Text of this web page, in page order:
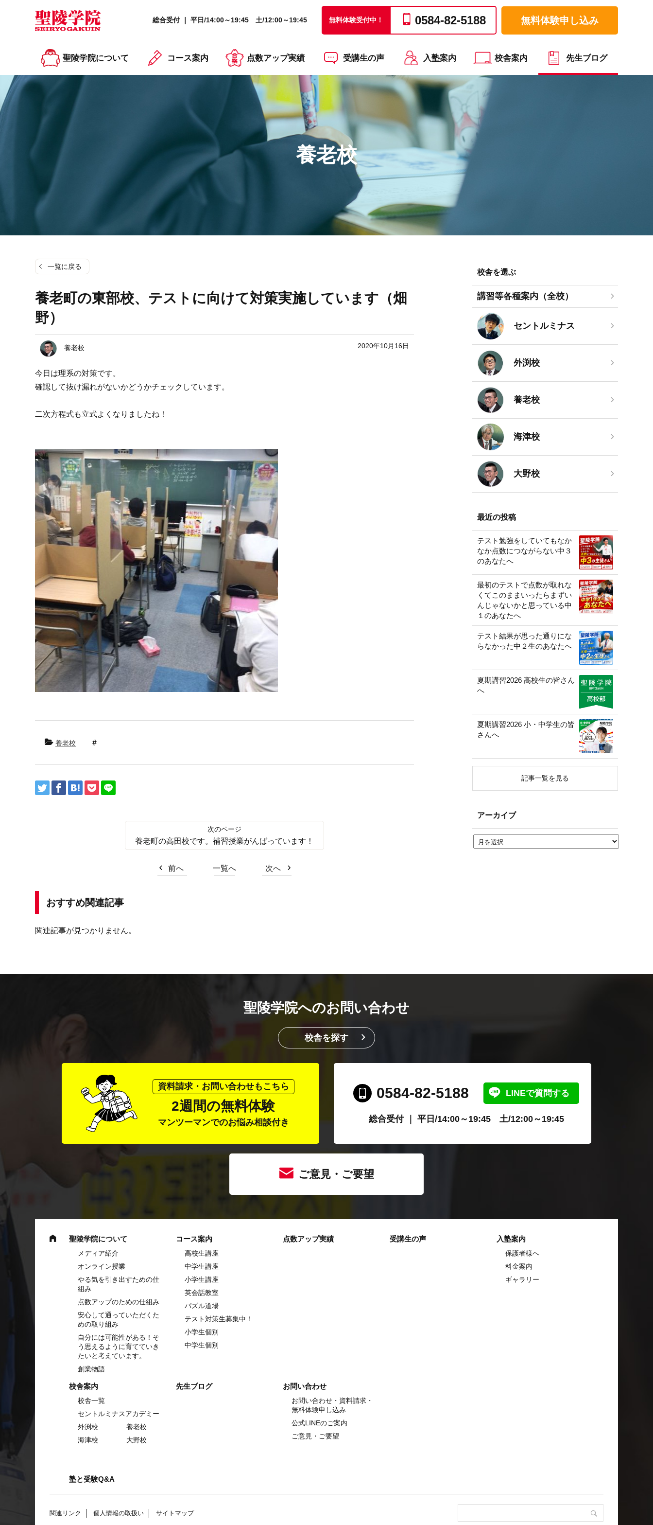
総合受付 ｜ 平日/14:00～19:45 土/12:00～19:45 無料体験受付中！ 0584-82-5188 無料体験申し込み
聖陵学院について コース案内 点数アップ実績 受講生の声 入塾案内 校舎案内 先生ブログ
養老校
一覧に戻る
養老町の東部校、テストに向けて対策実施しています（畑
野）
養老校 2020年10月16日
今日は理系の対策です。
確認して抜け漏れがないかどうかチェックしています。
二次方程式も立式よくなりましたね！
養老校
養老町の高田校です。補習授業がんばっています！
前へ 一覧へ 次へ
おすすめ関連記事
関連記事が見つかりません。
校舎を選ぶ
講習等各種案内（全校）
セントルミナス
外渕校
養老校
海津校
大野校
最近の投稿
テスト勉強をしていてもなか
なか点数につながらない中３
のあなたへ
最初のテストで点数が取れな
くてこのままいったらまずい
んじゃないかと思っている中
１のあなたへ
テスト結果が思った通りにな
らなかった中２生のあなたへ
夏期講習2026 高校生の皆さん
へ
夏期講習2026 小・中学生の皆
さんへ
記事一覧を見る
アーカイブ
聖陵学院へのお問い合わせ
校舎を探す
資料請求・お問い合わせもこちら
2週間の無料体験
マンツーマンでのお悩み相談付き
0584-82-5188 LINEで質問する
総合受付 ｜ 平日/14:00～19:45 土/12:00～19:45
ご意見・ご要望
聖陵学院について
メディア紹介
オンライン授業
やる気を引き出すための仕
組み
点数アップのための仕組み
安心して通っていただくた
めの取り組み
自分には可能性がある！そ
う思えるように育てていき
たいと考えています。
創業物語
コース案内
高校生講座
中学⽣講座
⼩学⽣講座
英会話教室
パズル道場
テスト対策生募集中！
小学生個別
中学生個別
点数アップ実績 受講生の声 入塾案内
保護者様へ
料金案内
ギャラリー
校舎案内
校舎一覧
セントルミナスアカデミー
外渕校
養老校
海津校
大野校
先生ブログ お問い合わせ
お問い合わせ・資料請求・
無料体験申し込み
公式LINEのご案内
ご意見・ご要望
塾と受験Q&A
関連リンク 個人情報の取扱い サイトマップ